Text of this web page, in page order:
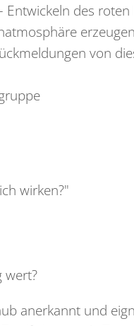
des roten
erzeugen
von
wirken?"
wert?
anerkannt und